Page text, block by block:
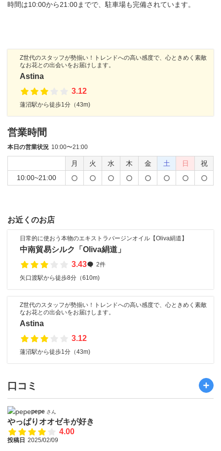
時間は10:00から21:00までで、駐車場も完備されています。
Z世代のスタッフが勢揃い！トレンドへの高い感度で、心ときめく素敵
なお花との出会いをお届けします。
Astina
3.12
蓮沼駅から徒歩1分（43m)
営業時間
本日の営業状況 10:00〜21:00
月 火 水 木 金 土 日
祝
10:00~21:00
お近くのお店
日常的に使おう本物のエキストラバージンオイル【Oliva絹道】
中南貿易シルク「Oliva絹道」
3.43
2件
矢口渡駅から徒歩8分（610m)
Z世代のスタッフが勢揃い！トレンドへの高い感度で、心ときめく素敵
なお花との出会いをお届けします。
Astina
3.12
蓮沼駅から徒歩1分（43m)
口コミ
pepe さん
やっぱりオオゼキが好き
4.00
投稿日 2025/02/09